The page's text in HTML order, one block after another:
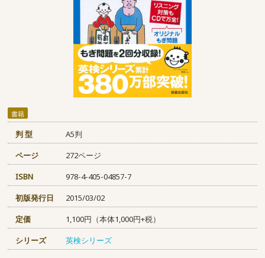
書籍
判 型
A5判
ページ
272ページ
ISBN
978-4-405-04857-7
初版発行日
2015/03/02
定価
1,100円（本体1,000円+税）
シリーズ
英検シリーズ